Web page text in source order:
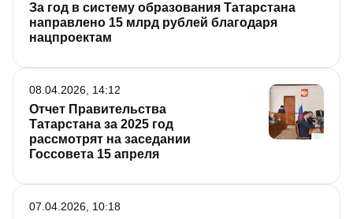
За год в систему образования Татарстана
направлено 15 млрд рублей благодаря
нацпроектам
Отчет Правительства
Татарстана за 2025 год
рассмотрят на заседании
Госсовета 15 апреля
08.04.2026, 14:12
07.04.2026, 10:18